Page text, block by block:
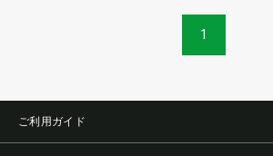
1
ご利用ガイド